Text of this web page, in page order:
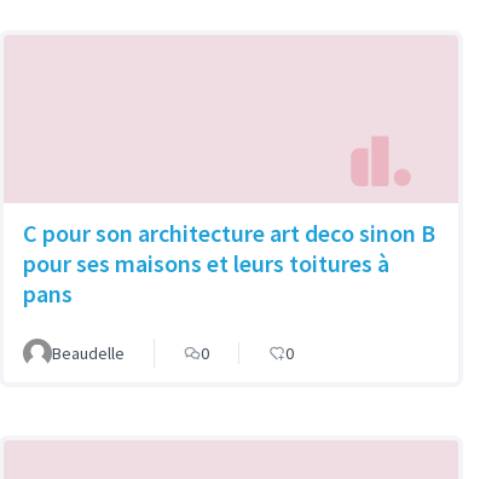
C pour son architecture art deco sinon B
pour ses maisons et leurs toitures à
pans
Beaudelle 0 0